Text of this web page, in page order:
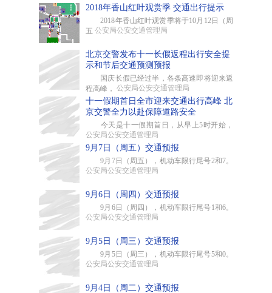
2018年香山红叶观赏季 交通出行提示
2018年香山红叶观赏季将于10月12日（周
五 公安局公安交通管理局
北京交警发布十一长假返程出行安全提
示和节后交通预测预报
国庆长假已经过半，各条高速即将迎来返
程高峰， 公安局公安交通管理局
十一假期首日全市迎来交通出行高峰 北
京交警全力以赴保障道路安全
今天是十一假期首日，从早上5时开始，
公安局公安交通管理局
9月7日（周五）交通预报
9月7日（周五），机动车限行尾号2和7。
公安局公安交通管理局
9月6日（周四）交通预报
9月6日（周四），机动车限行尾号1和6。
公安局公安交通管理局
9月5日（周三）交通预报
9月5日（周三），机动车限行尾号5和0。
公安局公安交通管理局
9月4日（周二）交通预报